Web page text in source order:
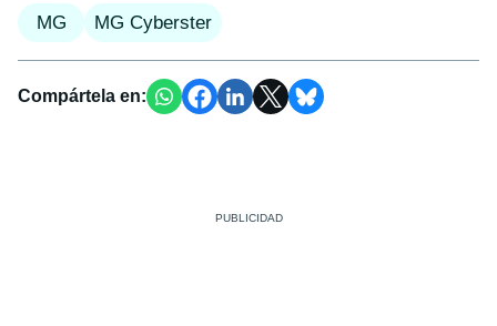
MG MG Cyberster
Compártela en: